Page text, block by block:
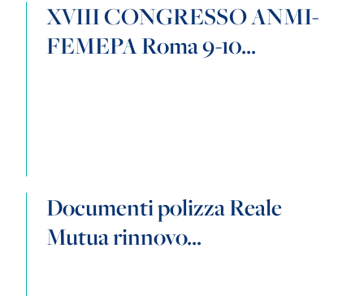
XVIII CONGRESSO ANMI-
FEMEPA Roma 9-10...
Documenti polizza Reale
Mutua rinnovo...